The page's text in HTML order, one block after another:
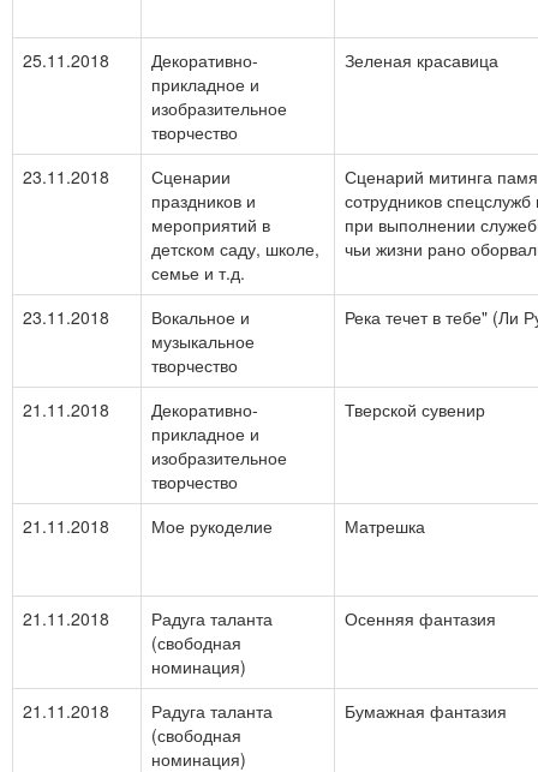
25.11.2018
Декоративно-
прикладное и
изобразительное
творчество
Зеленая красавица
23.11.2018
Сценарии
праздников и
мероприятий в
детском саду, школе,
семье и т.д.
Сценарий митинга
сотрудников
при выполнении
чьи жизни рано
23.11.2018
Вокальное и
музыкальное
творчество
Река течет в тебе" (Ли
21.11.2018
Декоративно-
прикладное и
изобразительное
творчество
Тверской сувенир
21.11.2018 Мое рукоделие Матрешка
21.11.2018
Радуга таланта
(свободная
номинация)
Осенняя фантазия
21.11.2018
Радуга таланта
(свободная
номинация)
Бумажная фантазия